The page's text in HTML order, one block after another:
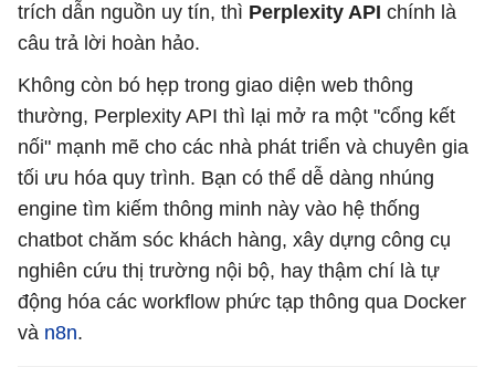
trích dẫn nguồn uy tín, thì Perplexity API chính là
câu trả lời hoàn hảo.
Không còn bó hẹp trong giao diện web thông
thường, Perplexity API thì lại mở ra một "cổng kết
nối" mạnh mẽ cho các nhà phát triển và chuyên gia
tối ưu hóa quy trình. Bạn có thể dễ dàng nhúng
engine tìm kiếm thông minh này vào hệ thống
chatbot chăm sóc khách hàng, xây dựng công cụ
nghiên cứu thị trường nội bộ, hay thậm chí là tự
động hóa các workflow phức tạp thông qua Docker
và n8n.